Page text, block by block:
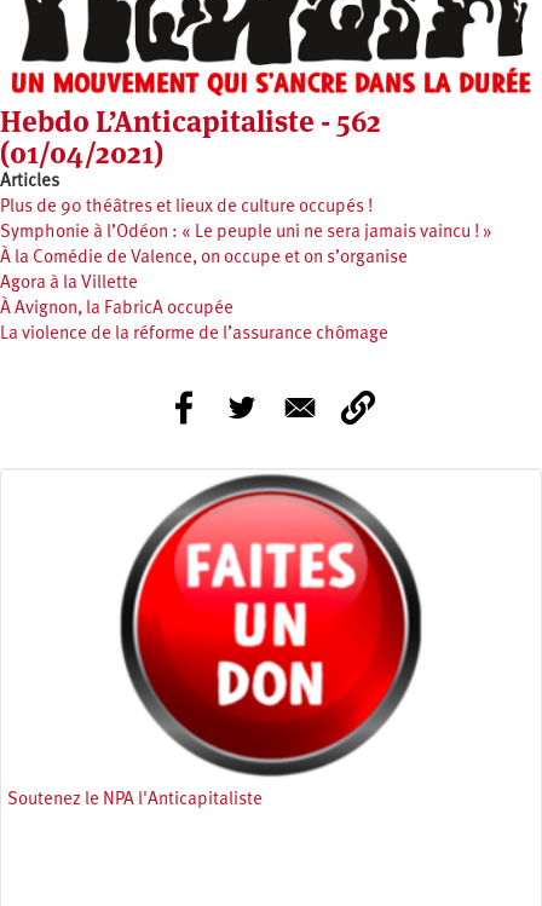
Hebdo L’Anticapitaliste - 562
(01/04/2021)
Articles
Plus de 90 théâtres et lieux de culture occupés !
Symphonie à l’Odéon : « Le peuple uni ne sera jamais vaincu ! »
À la Comédie de Valence, on occupe et on s’organise
Agora à la Villette
À Avignon, la FabricA occupée
La violence de la réforme de l’assurance chômage
Soutenez le NPA l'Anticapitaliste